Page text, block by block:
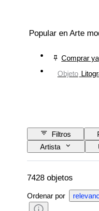
Popular en Arte
Comprar ya
Objeto
Filtros
Artista
7428 objetos
Ordenar por